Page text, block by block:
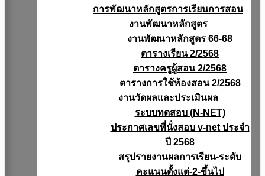
การพัฒนาหลักสูตรการเรียนการสอน
งานพัฒนาหลักสูตร
งานพัฒนาหลักสูตร 66-68
ตารางเรียน 2/2568
ตารางครูผู้สอน 2/2568
ตารางการใช้ห้องสอน 2/2568
งานวัดผลเเละประเมินผล
ระบบทดสอบ (N-NET)
ประกาศเลขที่นั่งสอบ v-net ประจำ
ปี 2568
สรุปรายงานผลการเรียน-ระดับ
คะแนนตั้งแต่-2-ขึ้นไป